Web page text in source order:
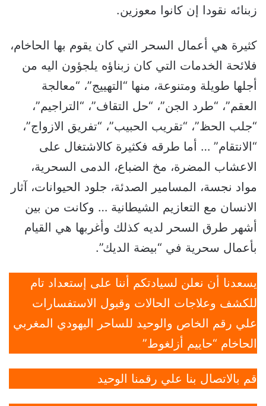
زبنائه نقودا إن كانوا معوزين.
كثيرة هي أعمال السحر التي كان يقوم بها الحاخام،
فلائحة الخدمات التي كان زبناؤه يلجؤون اليه من
أجلها طويلة ومتنوعة، منها “التهييج”، “معالجة
العقم”، “طرد الجن”، “حل التقاف”، “التراجيم”،
“جلب الحظ”، “تقريب الحبيب”، “تفريق الازواج”،
“الانتقام” … أما طرقه فكثيرة كالاشتغال على
الاعشاب المضرة، مخ الضباع، الدمى السحرية،
مواد نجسة، المسامير الصدئة، جلود الحيوانات، آثار
الانسان مع التعازيم الشيطانية … وكانت من بين
أشهر طرق السحر لديه كذلك وأغربها هي القيام
بأعمال سحرية في “بيضة الديك”.
يسعدنا أن نعلن لسيادتكم أننا على إستعداد تام
للكشف وعلاجات الحالات وقبول الاستفسارات
علي رقم الخاص والوحيد للساحر اليهودي المغربي
الحاخام “حاييم أزلغوط”
قم بالاتصال بنا علي رقمنا الوحيد